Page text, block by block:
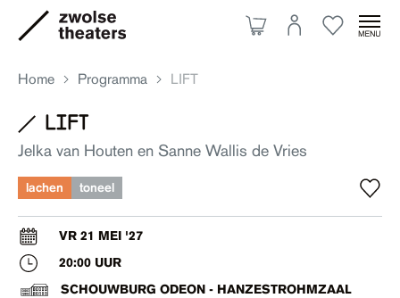
Aanbod
Je bezoek
Over ons
Home Programma LIFT
lift
Jelka van Houten en Sanne Wallis de Vries
lachen toneel
VR 21 MEI '27
20:00 UUR
SCHOUWBURG ODEON - HANZESTROHMZAAL